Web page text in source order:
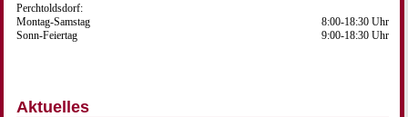
Perchtoldsdorf:
Montag-Samstag
Sonn-Feiertag
8:00-18:30 Uhr
9:00-18:30 Uhr
Aktuelles